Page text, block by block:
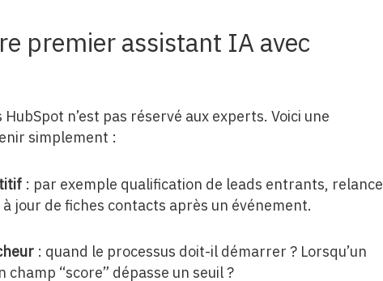
premier assistant IA avec
n’est pas réservé aux experts. Voici une
simplement :
: par exemple qualification de leads entrants, relance
jour de fiches contacts après un événement.
: quand le processus doit-il démarrer ? Lorsqu’un
“score” dépasse un seuil ?